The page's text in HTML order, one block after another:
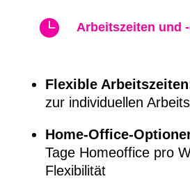
 Arbeitszeiten und
Flexible
zur individuellen
Home-Office-
Tage Homeoffice pro
Flexibilität